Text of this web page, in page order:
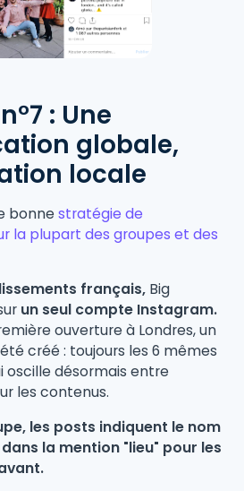
: Une
globale,
locale
bonnestratégie de
la plupart des groupes et des
français, Big
un seul compte Instagram.
ouverture à Londres, un
créé : toujours les 6 mêmes
oscille désormais entre
les contenus.
les posts indiquent le nom
la mention "lieu" pour les